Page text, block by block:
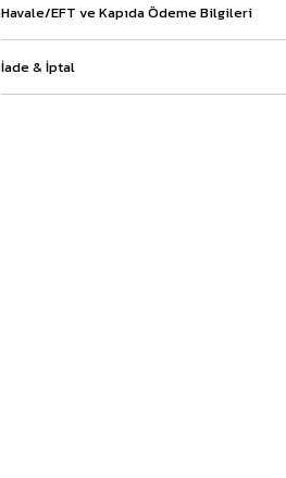
Havale/EFT ve Kapıda Ödeme Bilgileri
İade & İptal